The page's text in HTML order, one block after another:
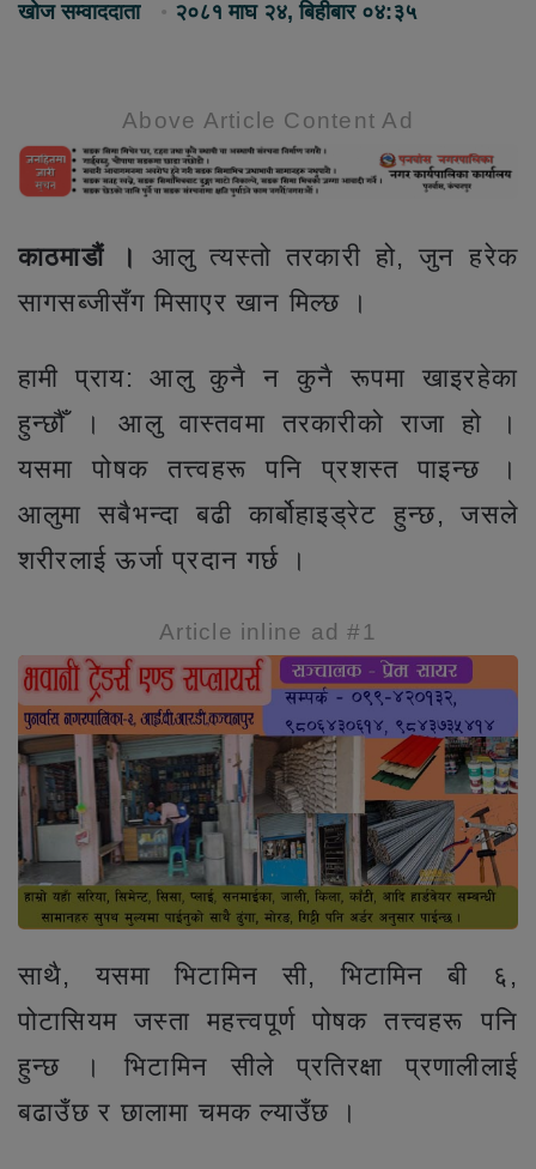
खोज सम्वाददाता २०८१ माघ २४, बिहीबार ०४:३५
Above Article Content Ad
काठमाडौं ।
आलु त्यस्तो तरकारी हो, जुन हरेक
सागसब्जीसँग मिसाएर खान मिल्छ ।
हामी प्राय: आलु कुनै न कुनै रूपमा खाइरहेका
हुन्छौँ । आलु वास्तवमा तरकारीको राजा हो ।
यसमा पोषक तत्त्वहरू पनि प्रशस्त पाइन्छ ।
आलुमा सबैभन्दा बढी कार्बोहाइड्रेट हुन्छ, जसले
शरीरलाई ऊर्जा प्रदान गर्छ ।
Article inline ad #1
साथै, यसमा भिटामिन सी, भिटामिन बी ६,
पोटासियम जस्ता महत्त्वपूर्ण पोषक तत्त्वहरू पनि
हुन्छ । भिटामिन सीले प्रतिरक्षा प्रणालीलाई
बढाउँछ र छालामा चमक ल्याउँछ ।